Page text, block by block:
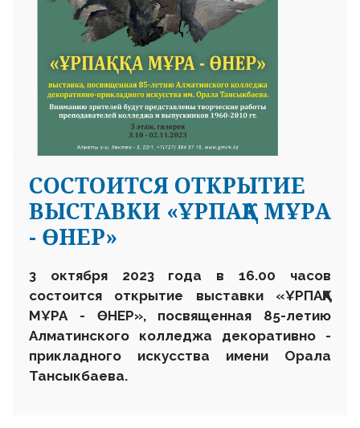
СОСТОИТСЯ ОТКРЫТИЕ
ВЫСТАВКИ «ҰРПАҚҚА МҰРА
- ӨНЕР»
3 октября 2023 года в 16.00 часов
состоится открытие выставки «ҰРПАҚҚА
МҰРА - ӨНЕР», посвященная 85-летию
Алматинского колледжа декоративно -
прикладного искусства имени Орала
Тансыкбаева.